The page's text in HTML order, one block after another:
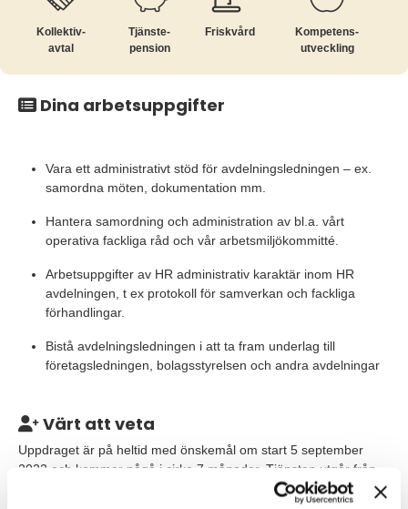
Kollektiv­
avtal
Tjänste­
pension
Friskvård
Kompetens­
utveckling
Dina arbetsuppgifter
Vara ett administrativt stöd för avdelningsledningen – ex.
samordna möten, dokumentation mm.
Hantera samordning och administration av bl.a. vårt
operativa fackliga råd och vår arbetsmiljökommitté.
Arbetsuppgifter av HR administrativ karaktär inom HR
avdelningen, t ex protokoll för samverkan och fackliga
förhandlingar.
Bistå avdelningsledningen i att ta fram underlag till
företagsledningen, bolagsstyrelsen och andra avdelningar
Värt att veta
Uppdraget är på heltid med önskemål om start 5 september
2022 och kommer pågå i cirka 7 månader. Tjänsten utgår från
huvudkontoret i Kungsträdgården med möjlighet till hybrid 1-2